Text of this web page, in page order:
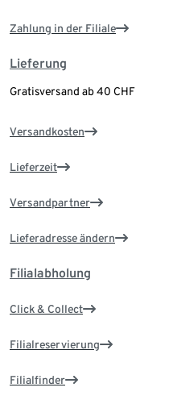
Zahlung in der Filiale
Lieferung
Gratisversand ab 40 CHF
Versandkosten
Lieferzeit
Versandpartner
Lieferadresse ändern
Filialabholung
Click & Collect
Filialreservierung
Filialfinder